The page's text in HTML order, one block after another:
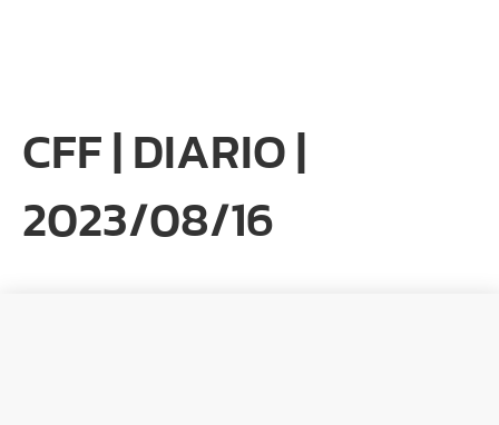
CFF | DIARIO |
2023/08/16